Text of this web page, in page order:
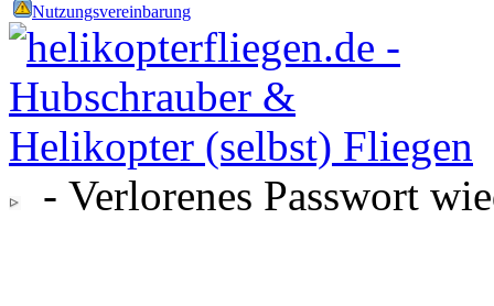
Nutzungsvereinbarung
- Verlorenes Passwort